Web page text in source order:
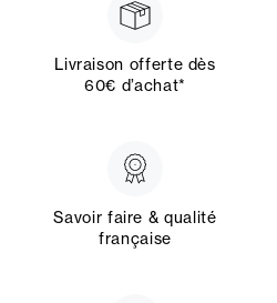
Livraison offerte dès
60€ d’achat*
Savoir faire & qualité
française